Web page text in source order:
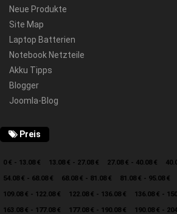
Neue Produkte
Site Map
Laptop Batterien
Notebook Netzteile
Akku Tipps
Blogger
Joomla-Blog
Preis
0 € - 13.08 € 13.08 € - 27.08 € 27.08 € - 40.08 €
54.08 € - 68.08 €
68.08 € - 81.08 € 81.08 € - 95.08 €
109.08 € - 122.08 €
122.08 € - 136.08 € 136.08 € -
163.08 € - 177.08 €
177.08 € - 190.08 € 190.08 € -